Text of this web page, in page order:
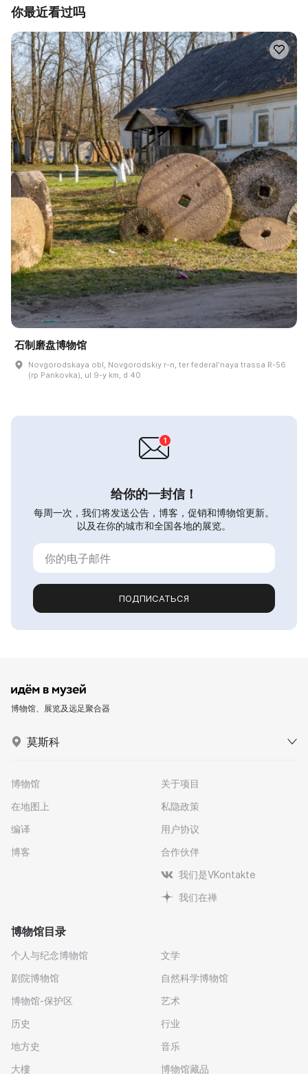
你最近看过吗
石制磨盘博物馆
Novgorodskaya obl, Novgorodskiy r-n, ter federalʹnaya trassa R-56
(rp Pankovka), ul 9-y km, d 40
给你的一封信！
每周一次，我们将发送公告，博客，促销和博物馆更新。
以及在你的城市和全国各地的展览。
ПОДПИСАТЬСЯ
博物馆、展览及远足聚合器
莫斯科
博物馆
在地图上
编译
博客
关于项目
私隐政策
用户协议
合作伙伴
我们是VKontakte
我们在禅
博物馆目录
个人与纪念博物馆
剧院博物馆
博物馆-保护区
历史
地方史
大樓
文学
自然科学博物馆
艺术
行业
音乐
博物馆藏品